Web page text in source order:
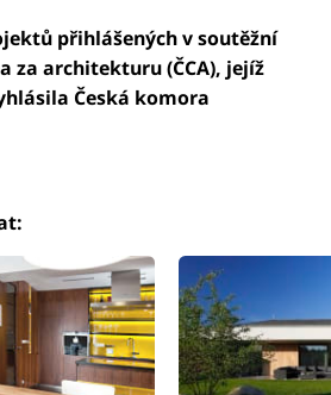
přihlášených v soutěžní
za architekturu (ČCA), jejíž
Česká komora